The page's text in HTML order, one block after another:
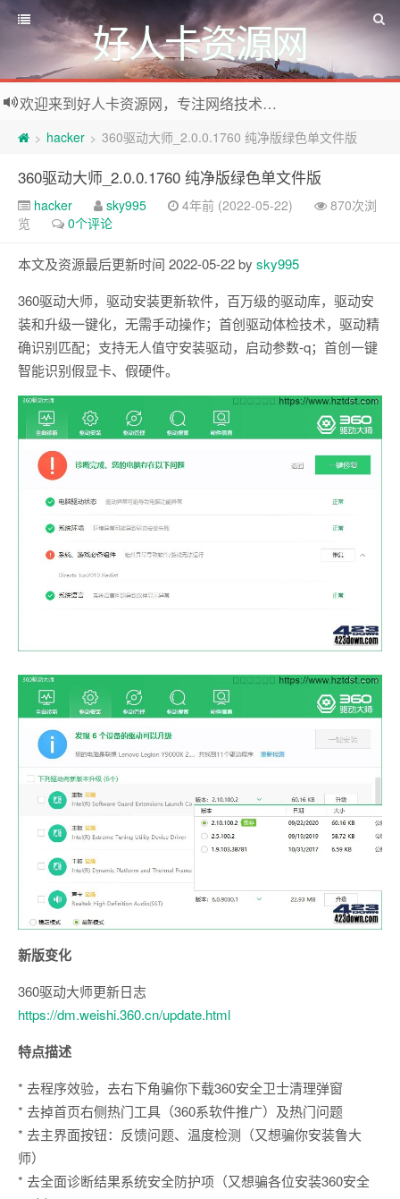
好人卡资源网
欢迎来到好人卡资源网，专注网络技术资源收集，我们不仅是网络资源的搬运工，也生产原创资源。寻找资源请留言或关注公众号:烈日下的男人
> hacker > 360驱动大师_2.0.0.1760 纯净版绿色单文件版
360驱动大师_2.0.0.1760 纯净版绿色单文件版
hacker sky995 4年前 (2022-05-22)
870次浏
览
0个评论
本文及资源最后更新时间 2022-05-22 by sky995
360驱动大师，驱动安装更新软件，百万级的驱动库，驱动安
装和升级一键化，无需手动操作；首创驱动体检技术，驱动精
确识别匹配；支持无人值守安装驱动，启动参数-q；首创一键
智能识别假显卡、假硬件。
新版变化
360驱动大师更新日志
https://dm.weishi.360.cn/update.html
特点描述
* 去程序效验，去右下角骗你下载360安全卫士清理弹窗
* 去掉首页右侧热门工具（360系软件推广）及热门问题
* 去主界面按钮：反馈问题、温度检测（又想骗你安装鲁大
师）
* 去全面诊断结果系统安全防护项（又想骗各位安装360安全